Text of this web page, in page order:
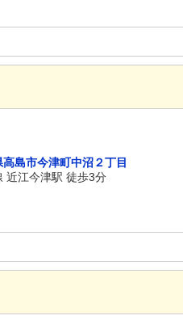
高島市今津町中沼２丁目
近江今津駅 徒歩3分